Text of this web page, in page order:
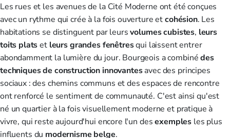
Les rues et les avenues de la Cité Moderne ont été conçues
avec un rythme qui crée à la fois ouverture etcohésion. Les
habitations se distinguent par leursvolumes cubistes, leurs
toits platset leurs grandes fenêtresqui laissent entrer
abondamment la lumière du jour. Bourgeois a combinédes
techniques de construction innovantesavec des principes
sociaux : des chemins communs et des espaces de rencontre
ont renforcé le sentiment de communauté. C'est ainsi qu'est
né un quartier à la fois visuellement moderne et pratique à
vivre, qui reste aujourd'hui encore l'un desexemples les plus
influents du modernisme belge.